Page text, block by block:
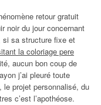
retour gratuit
noir du jour concernant
si sa structure fixe et
la coloriage pere
aucun bon coup de
j’ai pleuré toute
le projet personnalisé, du
c’est l’apothéose.